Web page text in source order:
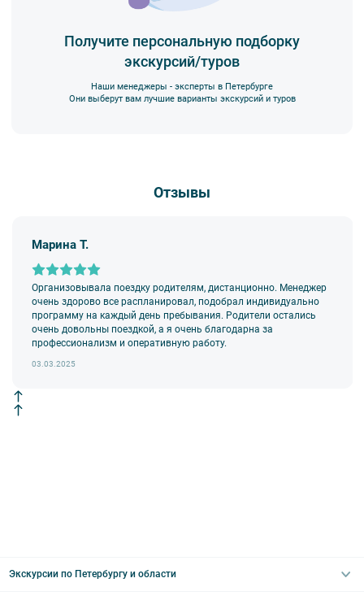
Получите персональную подборку
экскурсий/туров
Наши менеджеры - эксперты в Петербурге
Они выберут вам лучшие варианты экскурсий и туров
Отзывы
Марина Т.
Организовывала поездку родителям, дистанционно. Менеджер
очень здорово все распланировал, подобрал индивидуально
программу на каждый день пребывания. Родители остались
очень довольны поездкой, а я очень благодарна за
профессионализм и оперативную работу.
03.03.2025
Экскурсии по Петербургу и области